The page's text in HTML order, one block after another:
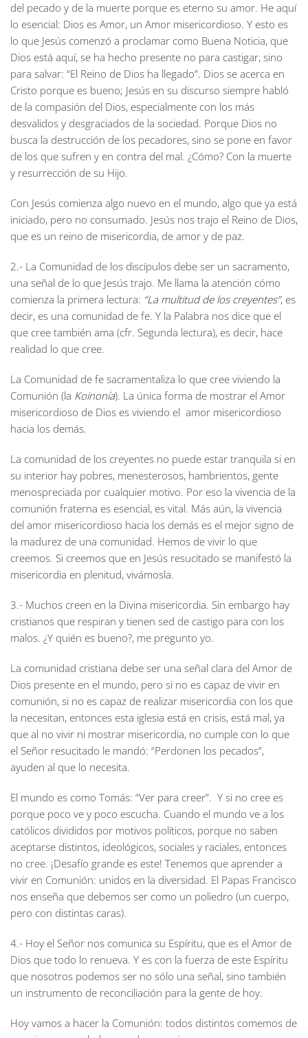
del pecado y de la muerte porque es eterno su amor. He aquí
lo esencial: Dios es Amor, un Amor misericordioso. Y esto es
lo que Jesús comenzó a proclamar como Buena Noticia, que
Dios está aquí, se ha hecho presente no para castigar, sino
para salvar: “El Reino de Dios ha llegado”. Dios se acerca en
Cristo porque es bueno; Jesús en su discurso siempre habló
de la compasión del Dios, especialmente con los más
desvalidos y desgraciados de la sociedad. Porque Dios no
busca la destrucción de los pecadores, sino se pone en favor
de los que sufren y en contra del mal. ¿Cómo? Con la muerte
y resurrección de su Hijo.
Con Jesús comienza algo nuevo en el mundo, algo que ya está
iniciado, pero no consumado. Jesús nos trajo el Reino de Dios,
que es un reino de misericordia, de amor y de paz.
2.- La Comunidad de los discípulos debe ser un sacramento,
una señal de lo que Jesús trajo. Me llama la atención cómo
comienza la primera lectura: “La multitud de los creyentes”, es
decir, es una comunidad de fe. Y la Palabra nos dice que el
que cree también ama (cfr. Segunda lectura), es decir, hace
realidad lo que cree.
La Comunidad de fe sacramentaliza lo que cree viviendo la
Comunión (la Koinonía). La única forma de mostrar el Amor
misericordioso de Dios es viviendo el amor misericordioso
hacia los demás.
La comunidad de los creyentes no puede estar tranquila si en
su interior hay pobres, menesterosos, hambrientos, gente
menospreciada por cualquier motivo. Por eso la vivencia de la
comunión fraterna es esencial, es vital. Más aún, la vivencia
del amor misericordioso hacia los demás es el mejor signo de
la madurez de una comunidad. Hemos de vivir lo que
creemos. Si creemos que en Jesús resucitado se manifestó la
misericordia en plenitud, vivámosla.
3.- Muchos creen en la Divina misericordia. Sin embargo hay
cristianos que respiran y tienen sed de castigo para con los
malos. ¿Y quién es bueno?, me pregunto yo.
La comunidad cristiana debe ser una señal clara del Amor de
Dios presente en el mundo, pero si no es capaz de vivir en
comunión, si no es capaz de realizar misericordia con los que
la necesitan, entonces esta iglesia está en crisis, está mal, ya
que al no vivir ni mostrar misericordia, no cumple con lo que
el Señor resucitado le mandó: “Perdonen los pecados”,
ayuden al que lo necesita.
El mundo es como Tomás: “Ver para creer”. Y si no cree es
porque poco ve y poco escucha. Cuando el mundo ve a los
católicos divididos por motivos políticos, porque no saben
aceptarse distintos, ideológicos, sociales y raciales, entonces
no cree. ¡Desafío grande es este! Tenemos que aprender a
vivir en Comunión: unidos en la diversidad. El Papas Francisco
nos enseña que debemos ser como un poliedro (un cuerpo,
pero con distintas caras).
4.- Hoy el Señor nos comunica su Espíritu, que es el Amor de
Dios que todo lo renueva. Y es con la fuerza de este Espíritu
que nosotros podemos ser no sólo una señal, sino también
un instrumento de reconciliación para la gente de hoy.
Hoy vamos a hacer la Comunión: todos distintos comemos de